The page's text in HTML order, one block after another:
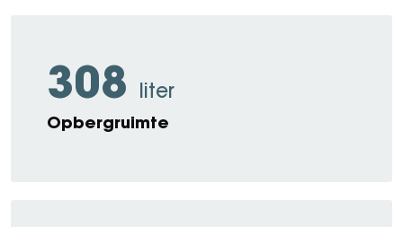
308 liter
Opbergruimte